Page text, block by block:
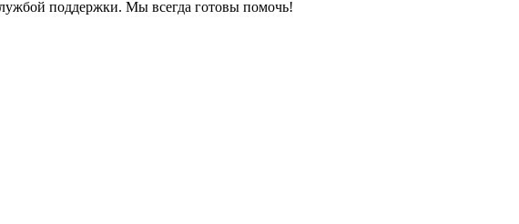
поддержки. Мы всегда готовы помочь!